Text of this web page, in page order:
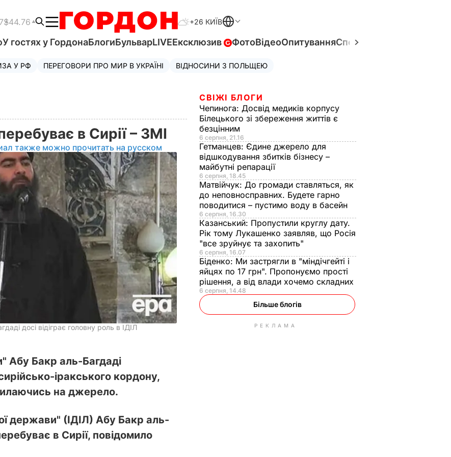
$44.76 +26 КИЇВ
У гостях у ГордонаБлогиБульварLIVEЕксклюзив ФотоВідеоОпитуванняСпецпроєкти
У РФ ПЕРЕГОВОРИ ПРО МИР В УКРАЇНІ ВІДНОСИНИ З ПОЛЬЩЕЮ
в Сирії – ЗМІ
также можно прочитать на русском
досі відіграє головну роль в ІДІЛ
Абу Бакр аль-Багдаді
іракського кордону,
на джерело.
держави" (ІДІЛ) Абу Бакр аль-
в Сирії, повідомило
СВІЖІ БЛОГИ
Чепинога: Досвід медиків корпусу
Білецького зі збереження життів є
безцінним
6 серпня, 21.16
Гетманцев: Єдине джерело для
відшкодування збитків бізнесу –
майбутні репарації
6 серпня, 18.45
Матвійчук: До громади ставляться, як
до неповносправних. Будете гарно
поводитися – пустимо воду в басейн
6 серпня, 16.30
Казанський: Пропустили круглу дату.
Рік тому Лукашенко заявляв, що Росія
"все зруйнує та захопить"
6 серпня, 16.07
Біденко: Ми застрягли в "міндічгейті і
яйцях по 17 грн". Пропонуємо прості
рішення, а від влади хочемо складних
6 серпня, 14.48
Більше блогів
РЕКЛАМА